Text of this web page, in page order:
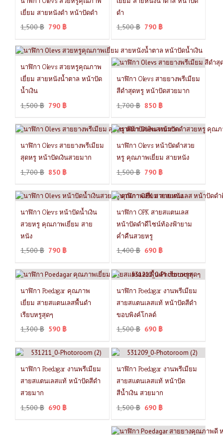
เยี่ยม สายหนังดำ หน้าปัดดำ
1,500฿ 790 ฿
ดำ
1,500฿ 790 ฿
นาฬิกา Olevs สวยหรูคุณภาพ
เยี่ยม สายหนังน้ำตาล หน้าปัด
น้ำเงิน
1,500฿ 790 ฿
นาฬิกา Olevs สายยางพรีเมียม
สีดำสุดหรู หน้าปัดสวยมาก
1,700฿ 850 ฿
นาฬิกา Olevs สายยางพรีเมียม
สุดหรู หน้าปัดเงินสวยมาก
1,700฿ 850 ฿
นาฬิกา Olevs หน้าปัดดำสวย
หรู คุณภาพเยี่ยม สายหนัง
1,500฿ 790 ฿
นาฬิกา Olevs หน้าปัดน้ำเงิน
สวยหรู คุณภาพเยี่ยม สาย
หนัง
1,500฿ 790 ฿
นาฬิกา OPK สายสแตนเลส
หน้าปัดดำดีไซน์ท้องฟ้ายาม
ค่ำคืนสวยหรู
1,400฿ 690 ฿
นาฬิกา Poedagar คุณภาพ
เยี่ยม สายสแตนเลสพื้นดำ
เรียบหรูสุดๆ
1,300฿ 590 ฿
นาฬิกา Poedagar งานพรีเมียม
สายสแตนเลสแท้ หน้าปัดสีดำ
ขอบพิงค์โกลด์
1,500฿ 690 ฿
นาฬิกา Poedagar งานพรีเมียม
สายสแตนเลสแท้ หน้าปัดสีดำ
สวยมาก
1,500฿ 690 ฿
นาฬิกา Poedagar งานพรีเมียม
สายสแตนเลสแท้ หน้าปัด
สีน้ำเงิน สวยมาก
1,500฿ 690 ฿